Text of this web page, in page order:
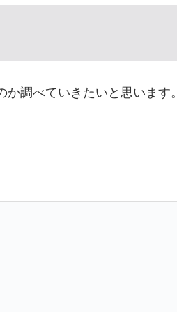
か調べていきたいと思います。